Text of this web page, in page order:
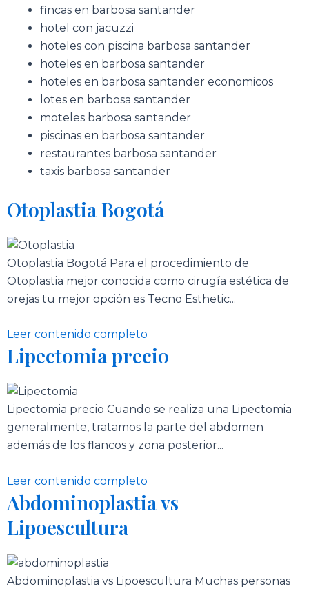
fincas en barbosa santander
hotel con jacuzzi
hoteles con piscina barbosa santander
hoteles en barbosa santander
hoteles en barbosa santander economicos
lotes en barbosa santander
moteles barbosa santander
piscinas en barbosa santander
restaurantes barbosa santander
taxis barbosa santander
Otoplastia Bogotá
Otoplastia Bogotá Para el procedimiento de
Otoplastia mejor conocida como cirugía estética de
orejas tu mejor opción es Tecno Esthetic...
Leer contenido completo
Lipectomia precio
Lipectomia precio Cuando se realiza una Lipectomia
generalmente, tratamos la parte del abdomen
además de los flancos y zona posterior...
Leer contenido completo
Abdominoplastia vs
Lipoescultura
Abdominoplastia vs Lipoescultura Muchas personas